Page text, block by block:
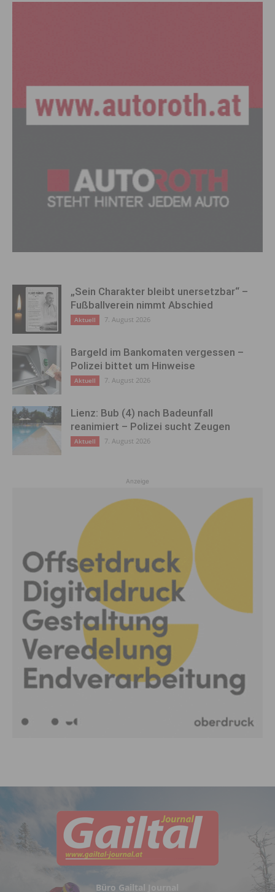
„Sein Charakter bleibt unersetzbar“ –
Fußballverein nimmt Abschied
Aktuell 7. August 2026
Bargeld im Bankomaten vergessen –
Polizei bittet um Hinweise
Aktuell 7. August 2026
Lienz: Bub (4) nach Badeunfall
reanimiert – Polizei sucht Zeugen
Aktuell 7. August 2026
Anzeige
Büro Gailtal Journal